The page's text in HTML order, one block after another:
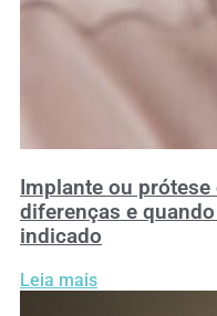
Implante ou
diferenças e
indicado
Leia mais